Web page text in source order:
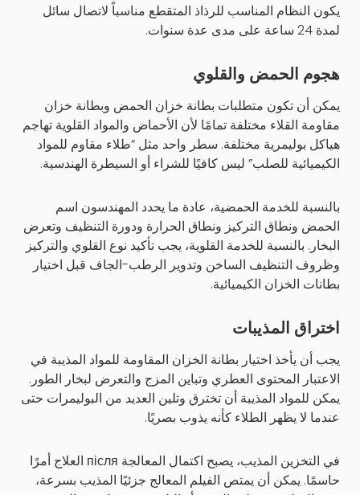
يكون النظام المناسب للرذاذ المتقطع مناسباً لاتصال سائل
لمدة 24 ساعة على مدى عدة سنوات.
هجوم الحمض والقلوي
يمكن أن تكون متطلبات بطانة خزان الحمض وبطانة خزان
مقاومة القلاء مختلفة تمامًا لأن الأحماض والمواد القلوية تهاجم
هياكل بوليمرية مختلفة. سطر واحد مثل “طلاء مقاوم للمواد
الكيميائية للصلب” ليس كافيًا للشراء أو السيطرة الهندسية.
بالنسبة للخدمة الحمضية، عادة ما يحدد المهندسون اسم
الحمض ونطاق التركيز ونطاق الحرارة ودورة التنظيف وتعرض
البخار. بالنسبة للخدمة القلوية، يجب تأكيد نوع القلوي والتركيز
وظروف التنظيف الساخن وتدوير الرطب-الجاف قبل اختيار
بطانات الخزان الكيميائية.
اختراق المذيبات
يجب أن يأخذ اختيار بطانة الخزان المقاومة للمواد المذيبة في
الاعتبار المحتوى العطري وتباين المزج والتعرض لبخار الطور.
يمكن للمواد المذيبة أن تخترق وتلين العديد من البوليمرات حتى
عندما لا يظهر الطلاء كأنه يذوب بصريًا.
في التخزين المذيب، يصبح اكتمال المعالجة після العلاج أمرًا
حاسمًا. يمكن أن يمتص الفيلم المعالج جزئيًا المذيب بسرعة،